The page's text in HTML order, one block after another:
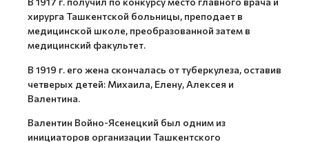
хирурга Ташкентской больницы, преподает в
медицинской школе, преобразованной затем в
медицинский факультет.
В 1919 г. его жена скончалась от туберкулеза, оставив
четверых детей: Михаила, Елену, Алексея и
Валентина.
Валентин Войно-Ясенецкий был одним из
инициаторов организации Ташкентского